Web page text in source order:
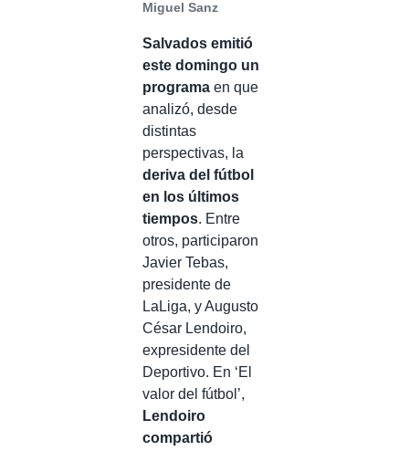
Miguel Sanz
Salvados emitió
este domingo un
programa en que
analizó, desde
distintas
perspectivas, la
deriva del fútbol
en los últimos
tiempos. Entre
otros, participaron
Javier Tebas,
presidente de
LaLiga, y Augusto
César Lendoiro,
expresidente del
Deportivo. En ‘El
valor del fútbol’,
Lendoiro
compartió